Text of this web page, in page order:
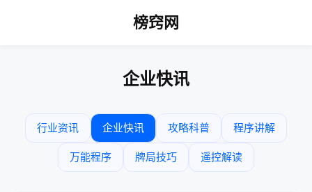
榜窍网
企业快讯
行业资讯 企业快讯 攻略科普 程序讲解
万能程序 牌局技巧 遥控解读